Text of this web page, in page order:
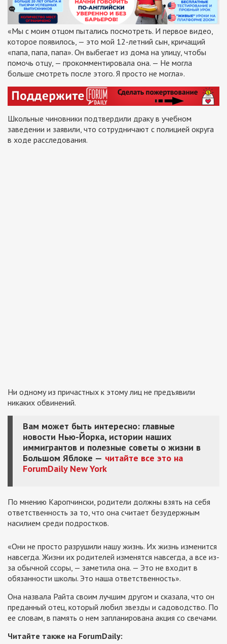
«Мы с моим отцом пытались посмотреть. И первое видео,
которое появилось, — это мой 12-летний сын, кричащий
«папа, папа, папа». Он выбегает из дома на улицу, чтобы
помочь отцу, — прокомментировала она. — Не могла
больше смотреть после этого. Я просто не могла».
Школьные чиновники подтвердили драку в учебном
заведении и заявили, что сотрудничают с полицией округа
в ходе расследования.
Ни одному из причастных к этому лиц не предъявили
никаких обвинений.
Вам может быть интересно: главные
новости Нью-Йорка, истории наших
иммигрантов и полезные советы о жизни в
Большом Яблоке — читайте все это на
ForumDaily New York
По мнению Каропчински, родители должны взять на себя
ответственность за то, что она считает безудержным
насилием среди подростков.
«Они не просто разрушили нашу жизнь. Их жизнь изменится
навсегда. Жизни их родителей изменятся навсегда, а все из-
за обычной ссоры, — заметила она. — Это не входит в
обязанности школы. Это наша ответственность».
Она назвала Райта своим лучшим другом и сказала, что он
преданный отец, который любил звезды и садоводство. По
ее словам, в память о нем запланирована акция со свечами.
Читайте также на ForumDaily: